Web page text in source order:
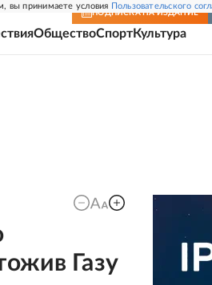
вы принимаете условия Пользовательского
ПОДПИСКА НА ИЗДАНИЕ
ОбществоСпортКультура
Газу